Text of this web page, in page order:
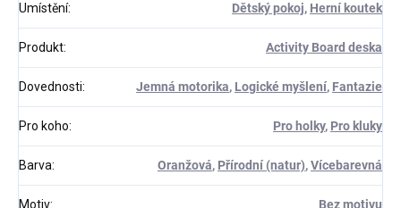
Umístění: Dětský pokoj, Herní koutek
Produkt: Activity Board deska
Dovednosti: Jemná motorika, Logické myšlení, Fantazie
Pro koho: Pro holky, Pro kluky
Barva: Oranžová, Přírodní (natur),Vícebarevná
Motiv: Bez motivu